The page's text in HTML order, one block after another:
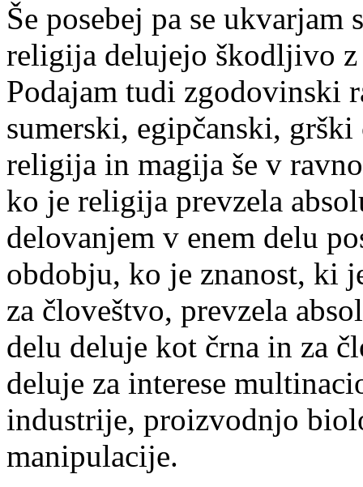
Še posebej pa se
religija delujejo škodljivo z
Podajam tudi zgodovinski
sumerski, egipčanski,
religija in magija še v
ko je religija prevzela
delovanjem v enem delu
obdobju, ko je znanost, ki
za človeštvo, prevzela
delu deluje kot črna in za
deluje za interese
industrije, proizvodnjo
manipulacije.